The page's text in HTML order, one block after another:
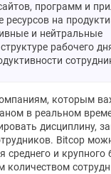
программ и
ресурсов на
и нейтральные
рабочего
которым
в реальном
дисциплину,
Bitcop
среднего и крупного
количеством